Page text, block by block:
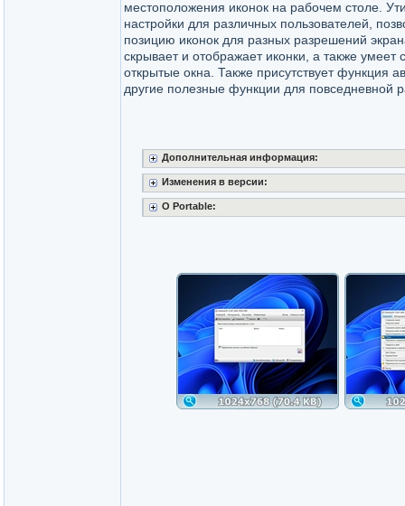
местоположения иконок на рабочем столе.
настройки для различных пользователей,
позицию иконок для разных разрешений
скрывает и отображает иконки, а также умеет
открытые окна. Также присутствует функция
другие полезные функции для повседневной
Дополнительная информация:
Изменения в версии:
О Portable: